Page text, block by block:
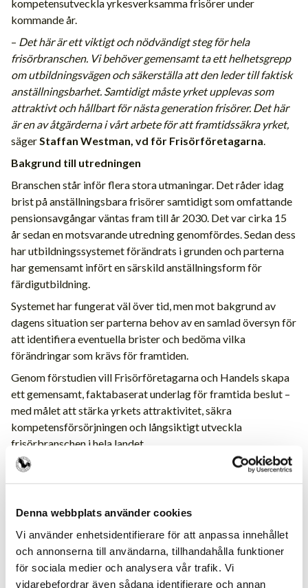
Denna webbplats använder cookies
Vi använder enhetsidentifierare för att anpassa innehållet
och annonserna till användarna, tillhandahålla funktioner
för sociala medier och analysera vår trafik. Vi
vidarebefordrar även sådana identifierare och annan
kompetensutveckla yrkesverksamma frisörer under
kommande år.
– Det här är ett viktigt och nödvändigt steg för hela
frisörbranschen. Vi behöver gemensamt ta ett helhetsgrepp
om utbildningsvägen och säkerställa att den leder till faktisk
anställningsbarhet. Samtidigt måste yrket upplevas som
attraktivt och hållbart för nästa generation frisörer. Det här
är en av åtgärderna i vårt arbete för att framtidssäkra yrket,
sägerStaffan Westman, vd för Frisörföretagarna.
Bakgrund till utredningen
Branschen står inför flera stora utmaningar. Det råder idag
brist på anställningsbara frisörer samtidigt som omfattande
pensionsavgångar väntas fram till år 2030. Det var cirka 15
år sedan en motsvarande utredning genomfördes. Sedan dess
har utbildningssystemet förändrats i grunden och parterna
har gemensamt infört en särskild anställningsform för
färdigutbildning.
Systemet har fungerat väl över tid, men mot bakgrund av
dagens situation ser parterna behov av en samlad översyn för
att identifiera eventuella brister och bedöma vilka
förändringar som krävs för framtiden.
Genom förstudien vill Frisörföretagarna och Handels skapa
ett gemensamt, faktabaserat underlag för framtida beslut –
med målet att stärka yrkets attraktivitet, säkra
kompetensförsörjningen och långsiktigt utveckla
frisörbranschen i hela landet.